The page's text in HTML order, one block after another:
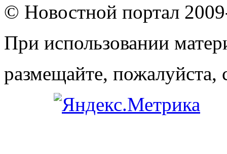
© Новостной портал
При использовании
размещайте, пожалуйста,